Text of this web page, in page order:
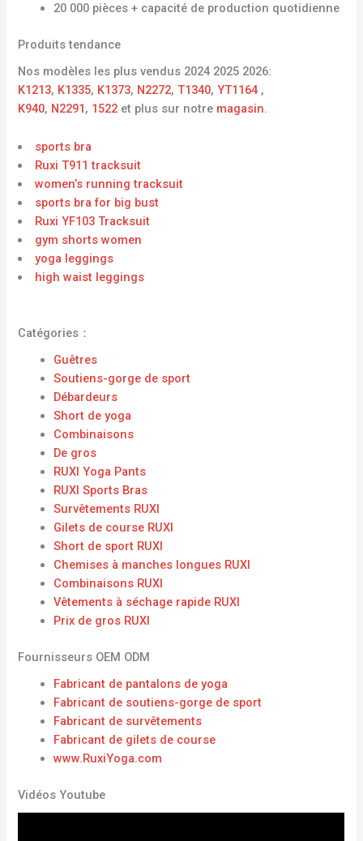
20 000 pièces + capacité de production quotidienne
Produits tendance
Nos modèles les plus vendus 2024 2025 2026:
K1213, K1335, K1373, N2272,T1340,YT1164 ,
K940, N2291 , 1522 et plus sur notre magasin.
sports bra
Ruxi T911 tracksuit
women’s running tracksuit
sports bra for big bust
Ruxi YF103 Tracksuit
gym shorts women
yoga leggings
high waist leggings
Catégories：
Guêtres
Soutiens-gorge de sport
Débardeurs
Short de yoga
Combinaisons
De gros
RUXI Yoga Pants
RUXI Sports Bras
Survêtements RUXI
Gilets de course RUXI
Short de sport RUXI
Chemises à manches longues RUXI
Combinaisons RUXI
Vêtements à séchage rapide RUXI
Prix ​​de gros RUXI
Fournisseurs OEM ODM
Fabricant de pantalons de yoga
Fabricant de soutiens-gorge de sport
Fabricant de survêtements
Fabricant de gilets de course
www.RuxiYoga.com
Vidéos Youtube